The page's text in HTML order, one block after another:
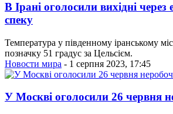
В Ірані оголосили вихідні через
спеку
Температура у південному іранському
позначку 51 градус за Цельсієм.
Новости мира - 1 серпня 2023, 17:45
У Москві оголосили 26 червня